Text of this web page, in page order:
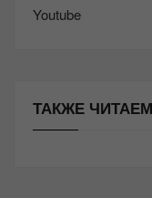
Youtube
ТАКЖЕ